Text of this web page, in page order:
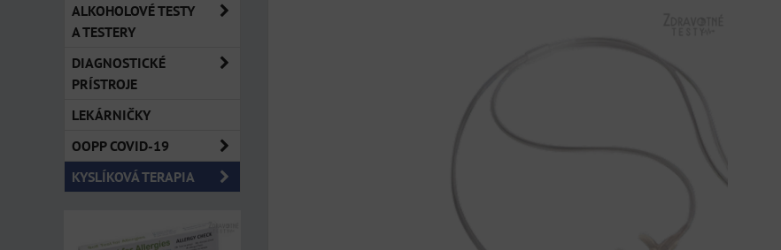
ALKOHOLOVÉ TESTY
A TESTERY
DIAGNOSTICKÉ
PRÍSTROJE
LEKÁRNIČKY
OOPP COVID-19
KYSLÍKOVÁ TERAPIA